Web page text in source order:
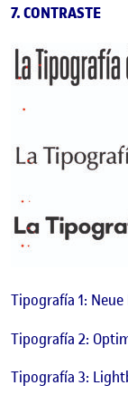
7. CONTRASTE
Tipografía 1:
Tipografía 2:
Tipografía 3: